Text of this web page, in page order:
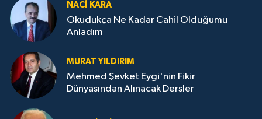
NACI KARA
Okudukça Ne Kadar Cahil Olduğumu
Anladım
MURAT YILDIRIM
Mehmed Şevket Eygi'nin Fikir
Dünyasından Alınacak Dersler